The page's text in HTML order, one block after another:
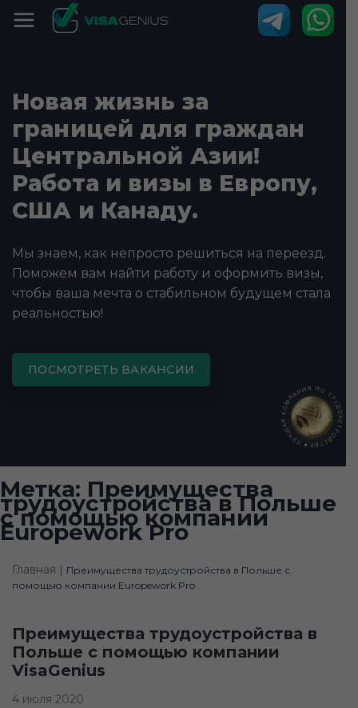
Новая жизнь за
границей для граждан
Центральной Азии!
Работа и визы в Европу,
США и Канаду.
Мы знаем, как непросто решиться на переезд.
Поможем вам найти работу и оформить визы,
чтобы ваша мечта о стабильном будущем стала
реальностью!
ПОСМОТРЕТЬ ВАКАНСИИ
Метка: Преимущества
трудоустройства в Польше
с помощью компании
Europework Pro
Главная | Преимущества трудоустройства в Польше с
помощью компании Europework Pro
Преимущества трудоустройства в
Польше с помощью компании
VisaGenius
4 июля 2020